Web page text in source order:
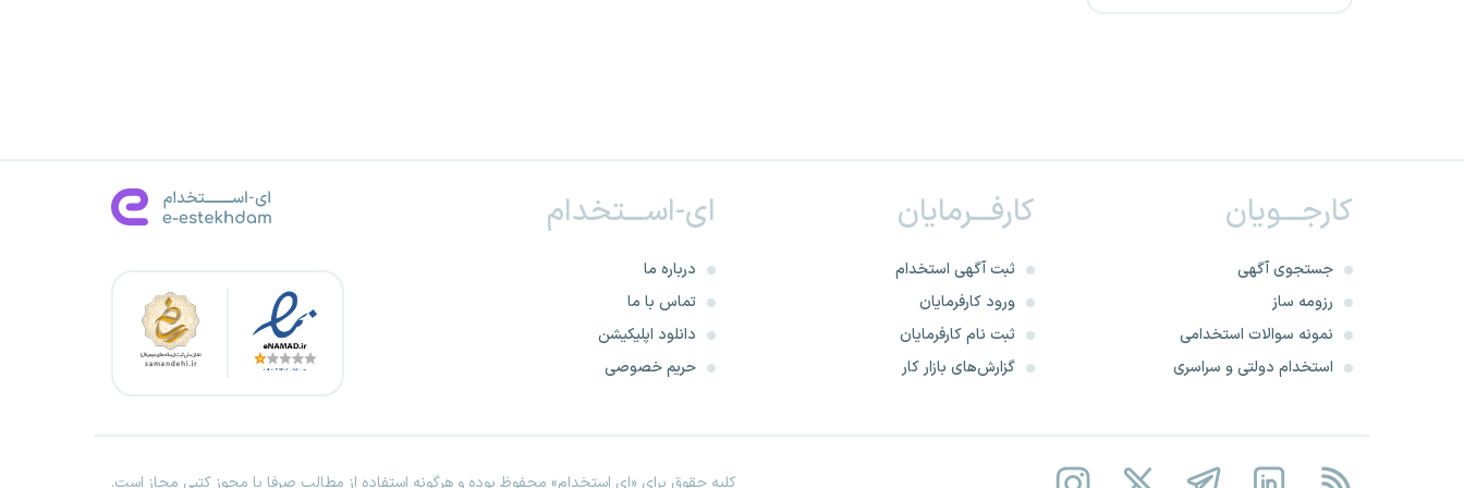
شرکت مشانیک
خبرگزاری ایرنا
استانداری یزد
استانداری مرکزی
کارجـــویان
جستجوی آگهی
رزومه ساز
نمونه سوالات استخدامی
استخدام دولتی و سراسری
کارفـــرمایان
ثبت آگهی استخدام
ورود کارفرمایان
ثبت نام کارفرمایان
گزارش‌های بازار کار
ای-اســـتخدام
درباره ما
تماس با ما
دانلود اپلیکیشن
حریم خصوصی
کلیه حقوق برای «ای استخدام» محفوظ بوده و هرگونه استفاده از مطالب صرفا با مجوز کتبی مجاز است.